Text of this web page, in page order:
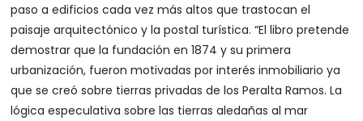
paso a edificios cada vez más altos que trastocan el
paisaje arquitectónico y la postal turística. “El libro pretende
demostrar que la fundación en 1874 y su primera
urbanización, fueron motivadas por interés inmobiliario ya
que se creó sobre tierras privadas de los Peralta Ramos. La
lógica especulativa sobre las tierras aledañas al mar